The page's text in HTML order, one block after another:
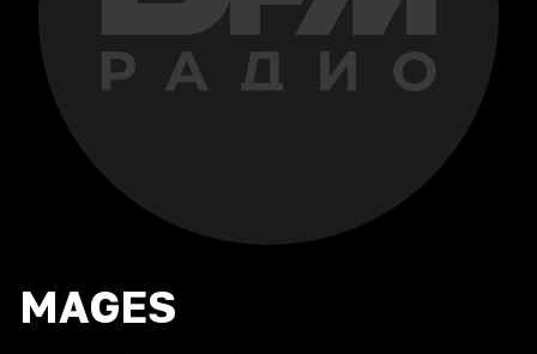
MAGES